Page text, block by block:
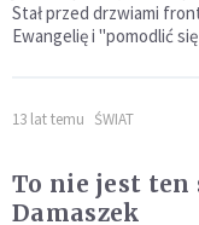
Stał przed drzwiami
Ewangelię i "pomodlić
13 lat temu ŚWIAT
To nie jest ten
Damaszek